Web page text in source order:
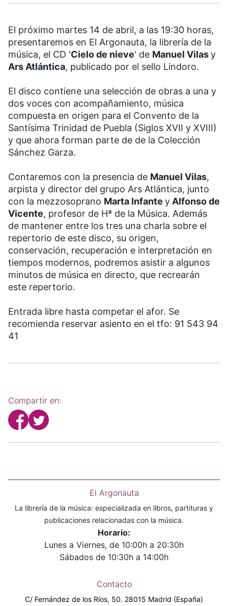
El próximo martes 14 de abril, a las 19:30 horas,
presentaremos en El Argonauta, la librería de la
música, el CD 'Cielo de nieve' de Manuel Vilasy
Ars Atlántica, publicado por el sello Lindoro.
El disco contiene una selección de obras a una y
dos voces con acompañamiento, música
compuesta en origen para el Convento de la
Santísima Trinidad de Puebla (Siglos XVII y XVIII)
y que ahora forman parte de de la Colección
Sánchez Garza.
Contaremos con la presencia de Manuel Vilas,
arpista y director del grupo Ars Atlántica, junto
con la mezzosoprano Marta Infante y Alfonso de
Vicente, profesor de Hª de la Música. Además
de mantener entre los tres una charla sobre el
repertorio de este disco, su origen,
conservación, recuperación e interpretación en
tiempos modernos, podremos asistir a algunos
minutos de música en directo, que recrearán
este repertorio.
Entrada libre hasta competar el afor. Se
recomienda reservar asiento en el tfo: 91 543 94
41
Compartir en:
El Argonauta
La librería de la música: especializada en libros, partituras y
publicaciones relacionadas con la música.
Horario:
Lunes a Viernes, de 10:00h a 20:30h
Sábados de 10:30h a 14:00h
Contacto
C/ Fernández de los Ríos, 50. 28015 Madrid (España)